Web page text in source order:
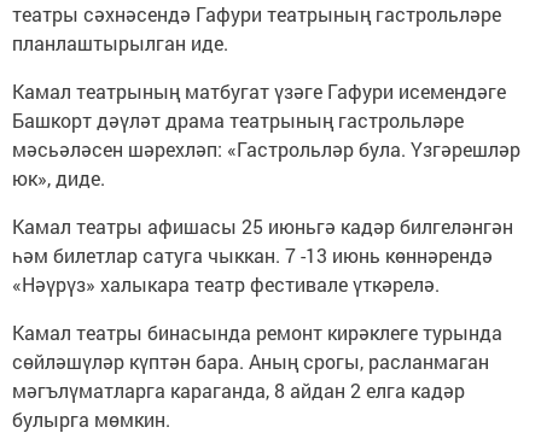
театры сәхнәсендә Гафури театрының гастрольләре
планлаштырылган иде.
Камал театрының матбугат үзәге Гафури исемендәге
Башкорт дәүләт драма театрының гастрольләре
мәсьәләсен шәрехләп: «Гастрольләр була. Үзгәрешләр
юк», диде.
Камал театры афишасы 25 июньгә кадәр билгеләнгән
һәм билетлар сатуга чыккан. 7 -13 июнь көннәрендә
«Нәүрүз» халыкара театр фестивале үткәрелә.
Камал театры бинасында ремонт кирәклеге турында
сөйләшүләр күптән бара. Аның срогы, расланмаган
мәгълүматларга караганда, 8 айдан 2 елга кадәр
булырга мөмкин.